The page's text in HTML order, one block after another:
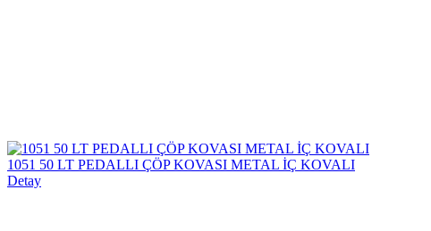
1051 50 LT PEDALLI ÇÖP KOVASI METAL İÇ KOVALI
Detay